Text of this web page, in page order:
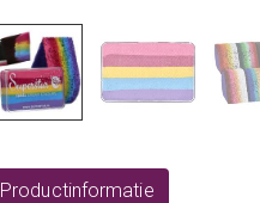
Productinformatie